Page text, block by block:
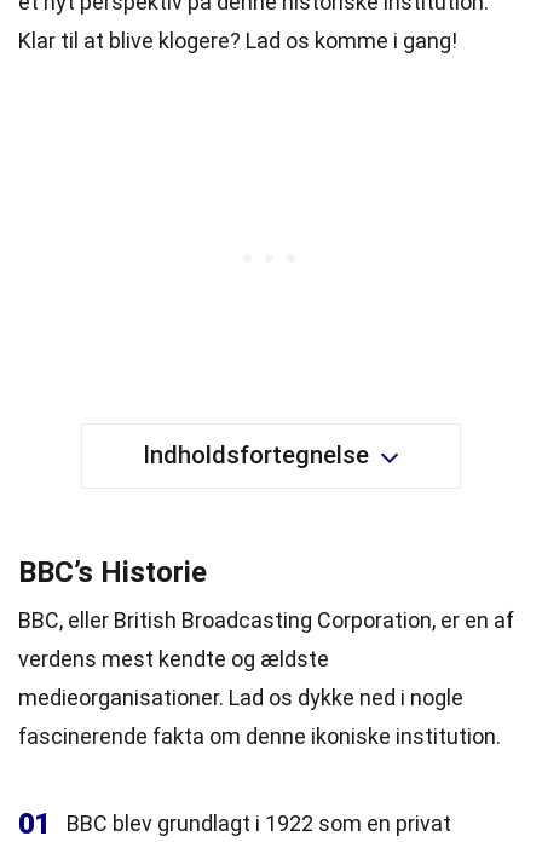
Klar til at blive klogere? Lad os komme i gang!
Indholdsfortegnelse
BBC’s Historie
BBC, eller British Broadcasting Corporation, er en af
verdens mest kendte og ældste
medieorganisationer. Lad os dykke ned i nogle
fascinerende fakta om denne ikoniske institution.
01
BBC blev grundlagt i 1922 som en privat